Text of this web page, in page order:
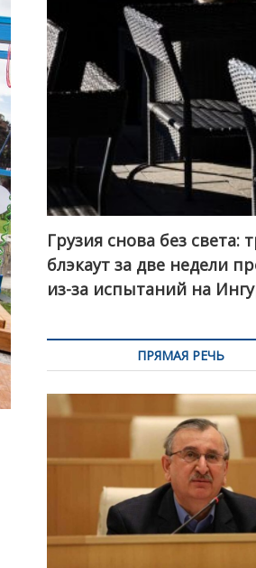
Грузия снова без света:
блэкаут за две недели
из-за испытаний на
ПРЯМАЯ РЕЧЬ